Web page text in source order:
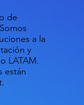
de
a la
y
LATAM.
están